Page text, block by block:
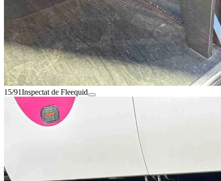
15/91Inspectat de Fleequid